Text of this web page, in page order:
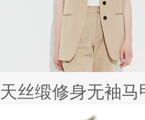
在买衣服的时候